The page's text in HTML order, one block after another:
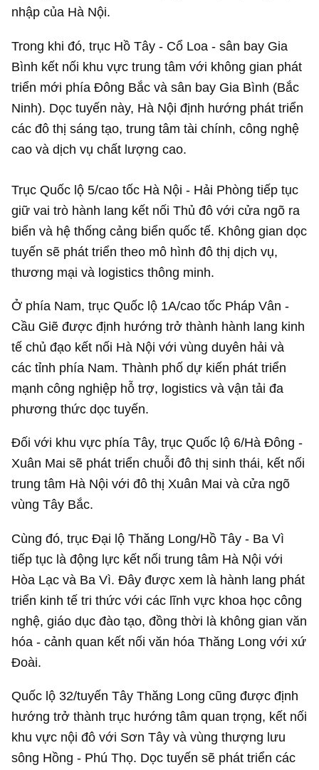
nhập của Hà Nội.
Trong khi đó, trục Hồ Tây - Cổ Loa - sân bay Gia
Bình kết nối khu vực trung tâm với không gian phát
triển mới phía Đông Bắc và sân bay Gia Bình (Bắc
Ninh). Dọc tuyến này, Hà Nội định hướng phát triển
các đô thị sáng tạo, trung tâm tài chính, công nghệ
cao và dịch vụ chất lượng cao.
Trục Quốc lộ 5/cao tốc Hà Nội - Hải Phòng tiếp tục
giữ vai trò hành lang kết nối Thủ đô với cửa ngõ ra
biển và hệ thống cảng biển quốc tế. Không gian dọc
tuyến sẽ phát triển theo mô hình đô thị dịch vụ,
thương mại và logistics thông minh.
Ở phía Nam, trục Quốc lộ 1A/cao tốc Pháp Vân -
Cầu Giẽ được định hướng trở thành hành lang kinh
tế chủ đạo kết nối Hà Nội với vùng duyên hải và
các tỉnh phía Nam. Thành phố dự kiến phát triển
mạnh công nghiệp hỗ trợ, logistics và vận tải đa
phương thức dọc tuyến.
Đối với khu vực phía Tây, trục Quốc lộ 6/Hà Đông -
Xuân Mai sẽ phát triển chuỗi đô thị sinh thái, kết nối
trung tâm Hà Nội với đô thị Xuân Mai và cửa ngõ
vùng Tây Bắc.
Cùng đó, trục Đại lộ Thăng Long/Hồ Tây - Ba Vì
tiếp tục là động lực kết nối trung tâm Hà Nội với
Hòa Lạc và Ba Vì. Đây được xem là hành lang phát
triển kinh tế tri thức với các lĩnh vực khoa học công
nghệ, giáo dục đào tạo, đồng thời là không gian văn
hóa - cảnh quan kết nối văn hóa Thăng Long với xứ
Đoài.
Quốc lộ 32/tuyến Tây Thăng Long cũng được định
hướng trở thành trục hướng tâm quan trọng, kết nối
khu vực nội đô với Sơn Tây và vùng thượng lưu
sông Hồng - Phú Thọ. Dọc tuyến sẽ phát triển các